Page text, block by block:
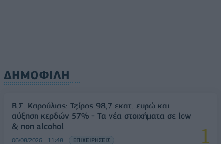
ΔΗΜΟΦΙΛΗ
Β.Σ. Καρούλιας: Τζίρος 98,7 εκατ. ευρώ και
αύξηση κερδών 57% - Τα νέα στοιχήματα σε low
& non alcohol
06/08/2026 - 11:48 ΕΠΙΧΕΙΡΗΣΕΙΣ